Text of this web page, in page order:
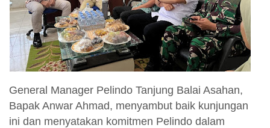
General Manager Pelindo Tanjung Balai Asahan,
Bapak Anwar Ahmad, menyambut baik kunjungan
ini dan menyatakan komitmen Pelindo dalam